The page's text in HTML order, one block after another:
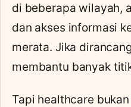
di beberapa wilayah,
dan akses informasi
merata. Jika
membantu banyak
Tapi healthcare